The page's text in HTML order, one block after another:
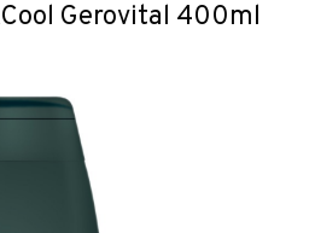
Gerovital 400ml